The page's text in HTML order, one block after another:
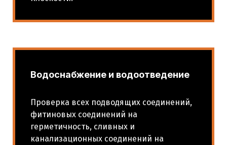
Водоснабжение и водоотведение
Проверка всех подводящих соединений,
фитиновых соединений на
герметичность, сливных и
канализационных соединений на